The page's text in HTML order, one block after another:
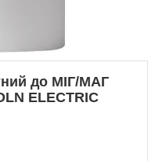
до МІГ/МАГ
ELECTRIC